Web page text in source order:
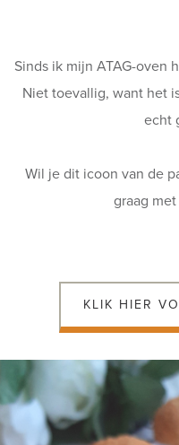
Sinds ik mijn ATAG-oven
Niet toevallig, want het
echt
Wil je dit icoon van de
graag
KLIK HIER